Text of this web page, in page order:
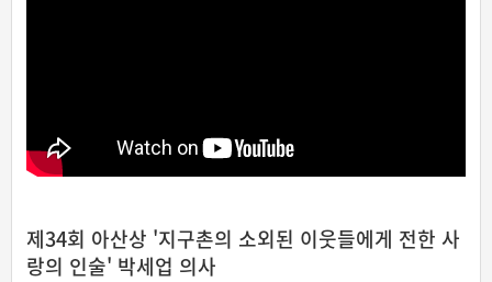
제34회 아산상 '지구촌의 소외된 이웃들에게 전한 사
랑의 인술' 박세업 의사